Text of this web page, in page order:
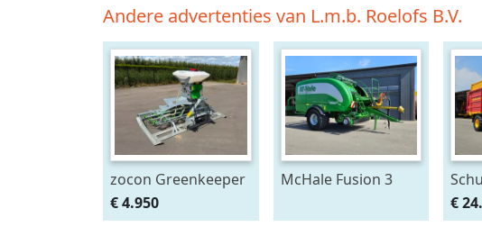
Andere advertenties van L.m.b. Roelofs B.V.
zocon Greenkeeper
3 mtr met Z150
PROF zaaimachine
€ 4.950
McHale Fusion 3
€